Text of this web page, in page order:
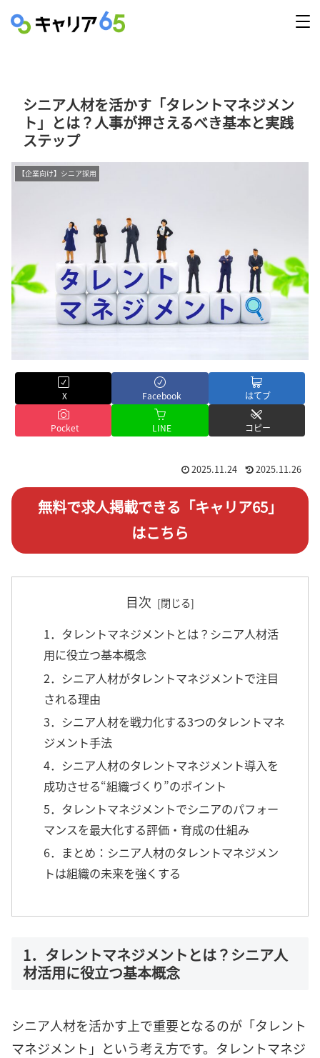
シニア人材を活かす「タレントマネジメン
ト」とは？人事が押さえるべき基本と実践
ステップ
【企業向け】シニア採用
X Facebook はてブ
Pocket LINE コピー
2025.11.24 2025.11.26
無料で求人掲載できる「キャリア65」
はこちら
目次
1．タレントマネジメントとは？シニア人材活
用に役立つ基本概念
2．シニア人材がタレントマネジメントで注目
される理由
3．シニア人材を戦力化する3つのタレントマネ
ジメント手法
4．シニア人材のタレントマネジメント導入を
成功させる“組織づくり”のポイント
5．タレントマネジメントでシニアのパフォー
マンスを最大化する評価・育成の仕組み
6．まとめ：シニア人材のタレントマネジメン
トは組織の未来を強くする
1．タレントマネジメントとは？シニア人
材活用に役立つ基本概念
シニア人材を活かす上で重要となるのが「タレント
マネジメント」という考え方です。タレントマネジ